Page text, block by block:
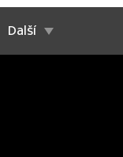
Další